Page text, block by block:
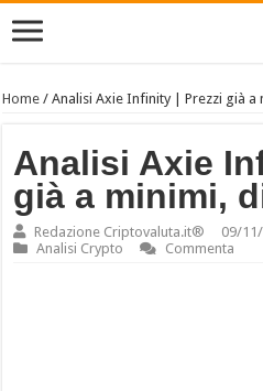
Home /Analisi Axie Infinity | Prezzi già a
Analisi Axie
già a minimi,
Redazione Criptovaluta.it®
09/
Analisi Crypto
Commenta